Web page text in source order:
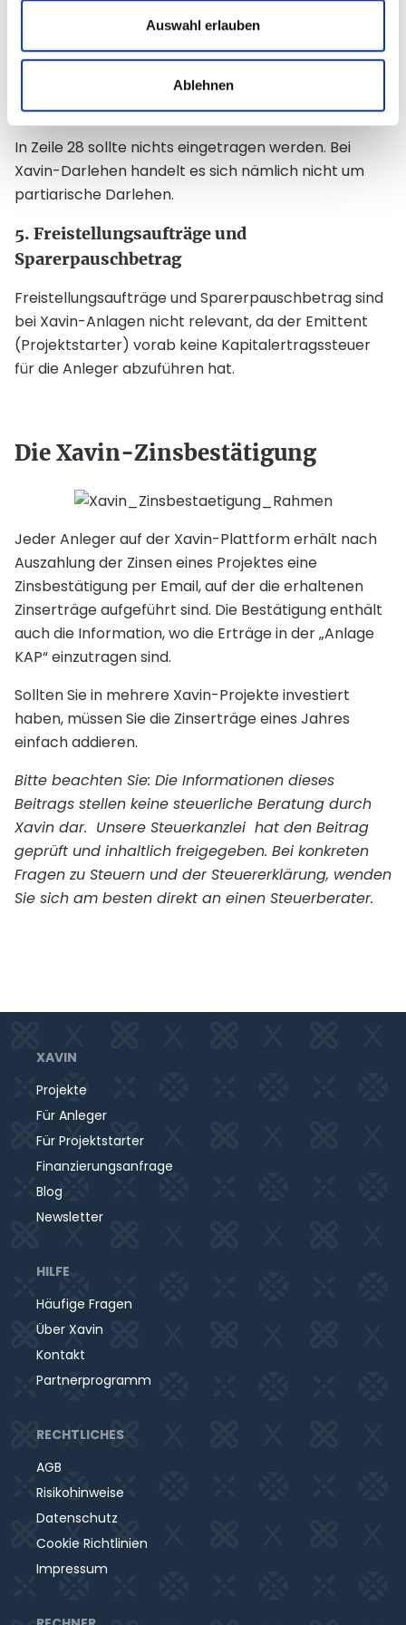
Auswahl erlauben
Ablehnen
ergeben haben, dass Ihr persönlicher Steuersatz
vorteilhaft ist, so wird dieser angesetzt.
In Zeile 28 sollte nichts eingetragen werden. Bei
Xavin-Darlehen handelt es sich nämlich nicht um
partiarische Darlehen.
5. Freistellungsaufträge und
Sparerpauschbetrag
Freistellungsaufträge und Sparerpauschbetrag sind
bei Xavin-Anlagen nicht relevant, da der Emittent
(Projektstarter) vorab keine Kapitalertragssteuer
für die Anleger abzuführen hat.
Die Xavin-Zinsbestätigung
Jeder Anleger auf der Xavin-Plattform erhält nach
Auszahlung der Zinsen eines Projektes eine
Zinsbestätigung per Email, auf der die erhaltenen
Zinserträge aufgeführt sind. Die Bestätigung enthält
auch die Information, wo die Erträge in der „Anlage
KAP“ einzutragen sind.
Sollten Sie in mehrere Xavin-Projekte investiert
haben, müssen Sie die Zinserträge eines Jahres
einfach addieren.
Bitte beachten Sie: Die Informationen dieses
Beitrags stellen keine steuerliche Beratung durch
Xavin dar. Unsere Steuerkanzlei hat den Beitrag
geprüft und inhaltlich freigegeben. Bei konkreten
Fragen zu Steuern und der Steuererklärung, wenden
Sie sich am besten direkt an einen Steuerberater.
XAVIN
Projekte
Für Anleger
Für Projektstarter
Finanzierungsanfrage
Blog
Newsletter
HILFE
Häufige Fragen
Über Xavin
Kontakt
Partnerprogramm
RECHTLICHES
AGB
Risikohinweise
Datenschutz
Cookie Richtlinien
Impressum